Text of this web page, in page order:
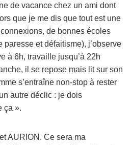
de vacance chez un ami dont
que je me dis que tout est une
de bonnes écoles
paresse et défaitisme), j’observe
à 6h, travaille jusqu’à 22h
il se repose mais lit sur son
s’entraîne non-stop à rester
autre déclic : je dois
ça ».
AURION. Ce sera ma